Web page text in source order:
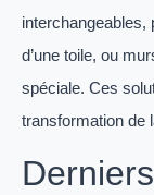
interchangeables,
d’une toile, ou
spéciale. Ces
transformation de